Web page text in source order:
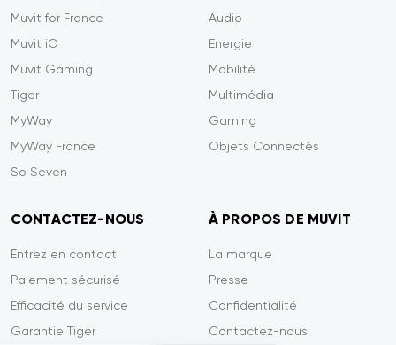
Muvit for France
Muvit iO
Muvit Gaming
Tiger
MyWay
MyWay France
So Seven
Audio
Energie
Mobilité
Multimédia
Gaming
Objets Connectés
CONTACTEZ-NOUS
Entrez en contact
Paiement sécurisé
Efficacité du service
Garantie Tiger
À PROPOS DE MUVIT
La marque
Presse
Confidentialité
Contactez-nous